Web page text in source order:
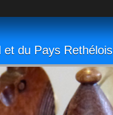
du Pays Rethélois